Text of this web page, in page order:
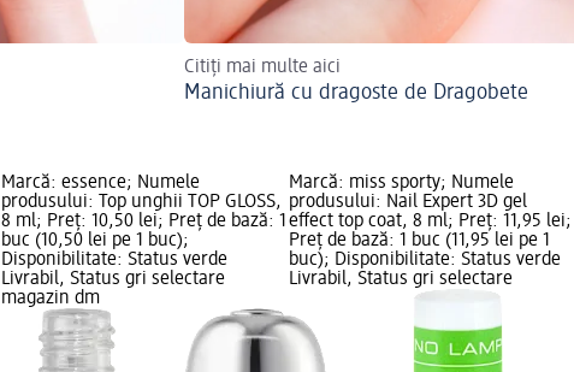
Citiți mai multe aici
Manichiură cu dragoste de Dragobete
Marcă: essence; Numele
produsului: Top unghii TOP GLOSS,
8 ml; Preț: 10,50 lei; Preț de bază: 1
buc (10,50 lei pe 1 buc);
Disponibilitate: Status verde
Livrabil, Status gri selectare
magazin dm
Marcă: miss sporty; Numele
produsului: Nail Expert 3D gel
effect top coat, 8 ml; Preț: 11,95 lei;
Preț de bază: 1 buc (11,95 lei pe 1
buc); Disponibilitate: Status verde
Livrabil, Status gri selectare